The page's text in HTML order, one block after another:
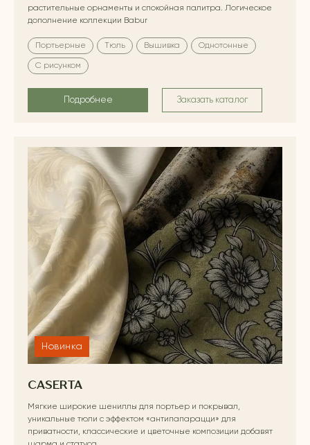
растительные орнаменты и спокойная палитра. Логическое
дополнение коллекции Babur
Портьерные Тюль Вышивка Однотонные
С рисунком
Подробнее Заказать каталог
Новинка
CASERTA
Мягкие широкие шениллы для портьер и покрывал,
уникальные тюли с эффектом «антипапарацци» для
приватности, классические и цветочные композиции добавят